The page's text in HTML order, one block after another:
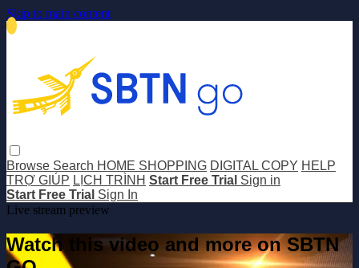
Skip to main content
Browse Search HOME SHOPPING DIGITAL COPY HELP
TRỢ GIÚP LỊCH TRÌNH Start Free Trial Sign in
Start Free Trial Sign In
Live stream preview
Watch this video and more on SBTN